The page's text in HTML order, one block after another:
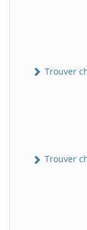
Trouver
Trouver